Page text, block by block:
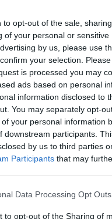
to opt-out of the sale,
of your personal or
by us, please use
your selection.
is processed you may
ads based on personal
information disclosed to
You may separately opt-
your personal information
downstream participants.
by us to third parties
Participants that may
that this website/app uses
to your visit or usage
Data Processing Opt Outs
to opt-out of the Sharing of
tartalma
Rubicon Online
Hirdetésmentes
cikkek
hónap csak 200 Ft-
ki!
Ha már